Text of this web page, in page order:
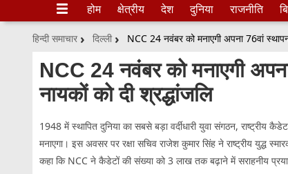
होम क्षेत्रीय देश दुनिया राजनीति
हिन्दी समाचार दिल्ली NCC 24 नवंबर को मनाएगी अपना 76वां
NCC 24 नवंबर को मनाएगी
नायकों को दी श्रद्धांजलि
1948 में स्थापित दुनिया का सबसे बड़ा वर्दीधारी युवा संगठन, राष्ट्रीय
मनाएगा। इस अवसर पर रक्षा सचिव राजेश कुमार सिंह ने राष्ट्रीय युद्ध
कहा कि NCC ने कैडेटों की संख्या को 3 लाख तक बढ़ाने में सराहनीय